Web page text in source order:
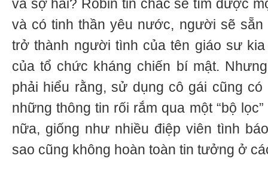
và sợ hãi? Robin tin chắc sẽ tìm được
và có tinh thần yêu nước, người sẽ sẵn
trở thành người tình của tên giáo sư
của tổ chức kháng chiến bí mật.
phải hiểu rằng, sử dụng cô gái cũng
những thông tin rối rắm qua một “bộ
nữa, giống như nhiều điệp viên tình
sao cũng không hoàn toàn tin tưởng ở